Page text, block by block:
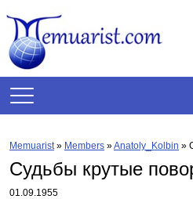
Memuarist» Members »Anatoly_Kolbin »
Судьбы крутые
01.09.1955